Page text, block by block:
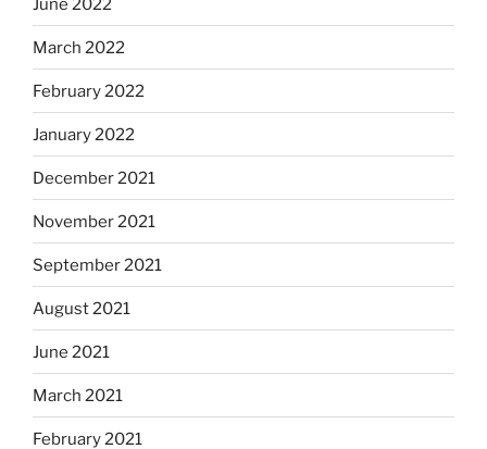
June 2022
March 2022
February 2022
January 2022
December 2021
November 2021
September 2021
August 2021
June 2021
March 2021
February 2021